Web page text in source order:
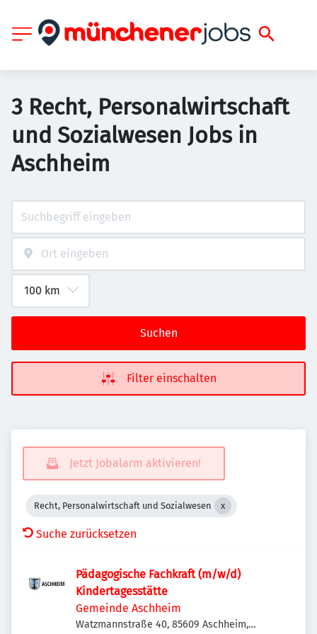
3 Recht, Personalwirtschaft
und Sozialwesen Jobs in
Aschheim
Suchen
Filter einschalten
Jetzt Jobalarm aktivieren!
Recht, Personalwirtschaft und Sozialwesen
Suche zurücksetzen
Pädagogische Fachkraft (m/w/d)
Kindertagesstätte
Gemeinde Aschheim
Watzmannstraße 40, 85609 Aschheim,